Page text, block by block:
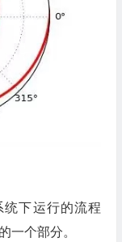
统下运行的流程
一个部分。